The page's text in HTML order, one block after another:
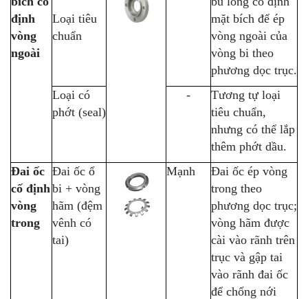
định
vòng
ngoài
Loại tiêu
chuẩn
mặt bích để ép
vòng ngoài của
vòng bi theo
phương dọc trục.
Loại có
phớt (seal)
-
Tương tự loại
tiêu chuẩn,
nhưng có thể lắp
thêm phớt dầu.
Đai ốc
cố định
vòng
trong
Đai ốc ổ
bi + vòng
hãm (đệm
vênh có
tai)
Mạnh
Đai ốc ép vòng
trong theo
phương dọc trục;
vòng hãm được
cài vào rãnh trên
trục và gập tai
vào rãnh đai ốc
để chống nới